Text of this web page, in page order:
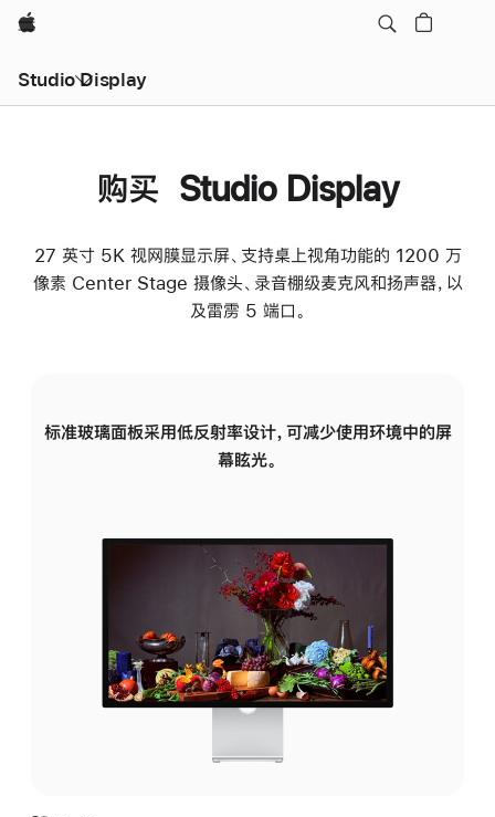
Apple
Studio Display
购买 Studio Display
27 英寸 5K 视网膜显示屏、支持桌上视角功能的 1200 万
像素 Center Stage 摄像头、录音棚级麦克风和扬声器，以
及雷雳 5 端口。
标准玻璃面板采用低反射率设计，可减少使用环境中的屏
幕眩光。